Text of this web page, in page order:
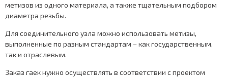
метизов из одного материала, а также тщательным подбором
диаметра резьбы.
Для соединительного узла можно использовать метизы,
выполненные по разным стандартам – как государственным,
так и отраслевым.
Заказ гаек нужно осуществлять в соответствии с проектом